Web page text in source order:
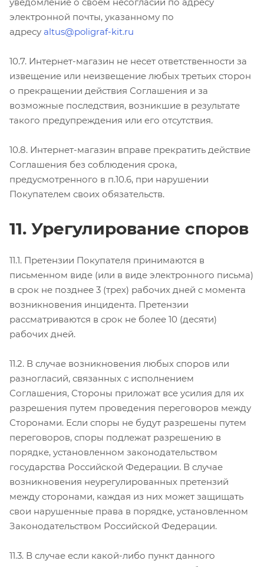
электронной почты, указанному по
адресу altus@poligraf-kit.ru
10.7. Интернет-магазин не несет ответственности за
извещение или неизвещение любых третьих сторон
о прекращении действия Соглашения и за
возможные последствия, возникшие в результате
такого предупреждения или его отсутствия.
10.8. Интернет-магазин вправе прекратить действие
Соглашения без соблюдения срока,
предусмотренного в п.10.6, при нарушении
Покупателем своих обязательств.
11. Урегулирование споров
11.1. Претензии Покупателя принимаются в
письменном виде (или в виде электронного письма)
в срок не позднее 3 (трех) рабочих дней с момента
возникновения инцидента. Претензии
рассматриваются в срок не более 10 (десяти)
рабочих дней.
11.2. В случае возникновения любых споров или
разногласий, связанных с исполнением
Соглашения, Стороны приложат все усилия для их
разрешения путем проведения переговоров между
Сторонами. Если споры не будут разрешены путем
переговоров, споры подлежат разрешению в
порядке, установленном законодательством
государства Российской Федерации. В случае
возникновения неурегулированных претензий
между сторонами, каждая из них может защищать
свои нарушенные права в порядке, установленном
Законодательством Российской Федерации.
11.3. В случае если какой-либо пункт данного